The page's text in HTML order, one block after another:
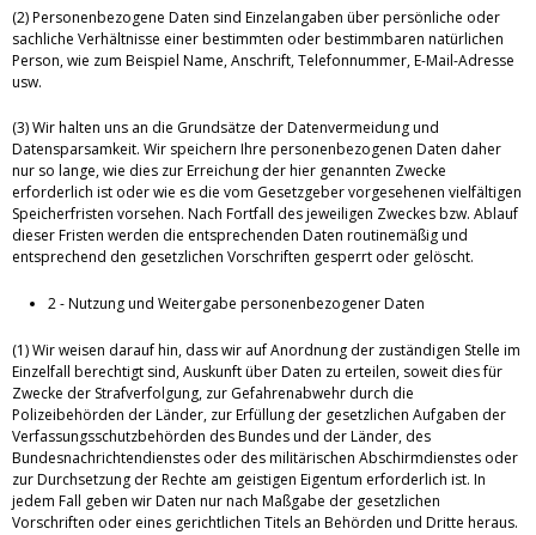
(2) Personenbezogene Daten sind Einzelangaben über persönliche oder
sachliche Verhältnisse einer bestimmten oder bestimmbaren natürlichen
Person, wie zum Beispiel Name, Anschrift, Telefonnummer, E-Mail-Adresse
usw.
(3) Wir halten uns an die Grundsätze der Datenvermeidung und
Datensparsamkeit. Wir speichern Ihre personenbezogenen Daten daher
nur so lange, wie dies zur Erreichung der hier genannten Zwecke
erforderlich ist oder wie es die vom Gesetzgeber vorgesehenen vielfältigen
Speicherfristen vorsehen. Nach Fortfall des jeweiligen Zweckes bzw. Ablauf
dieser Fristen werden die entsprechenden Daten routinemäßig und
entsprechend den gesetzlichen Vorschriften gesperrt oder gelöscht.
2 - Nutzung und Weitergabe personenbezogener Daten
(1) Wir weisen darauf hin, dass wir auf Anordnung der zuständigen Stelle im
Einzelfall berechtigt sind, Auskunft über Daten zu erteilen, soweit dies für
Zwecke der Strafverfolgung, zur Gefahrenabwehr durch die
Polizeibehörden der Länder, zur Erfüllung der gesetzlichen Aufgaben der
Verfassungsschutzbehörden des Bundes und der Länder, des
Bundesnachrichtendienstes oder des militärischen Abschirmdienstes oder
zur Durchsetzung der Rechte am geistigen Eigentum erforderlich ist. In
jedem Fall geben wir Daten nur nach Maßgabe der gesetzlichen
Vorschriften oder eines gerichtlichen Titels an Behörden und Dritte heraus.